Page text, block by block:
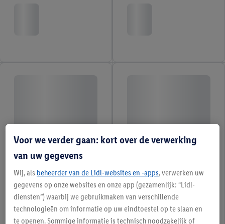
Voor we verder gaan: kort over de verwerking
van uw gegevens
Wij, als beheerder van de Lidl-websites en -apps, verwerken uw
gegevens op onze websites en onze app (gezamenlijk: “Lidl-
diensten”) waarbij we gebruikmaken van verschillende
technologieën om informatie op uw eindtoestel op te slaan en
te openen. Sommige informatie is technisch noodzakelijk of